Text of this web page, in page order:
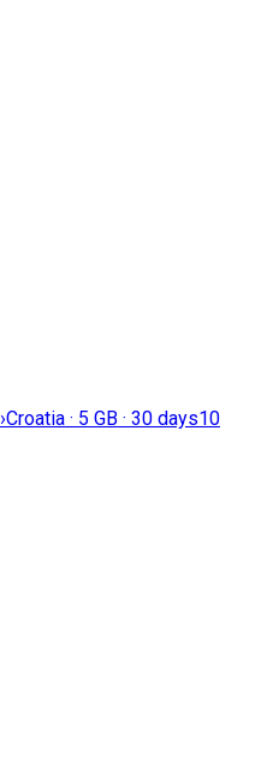
›Croatia · 5 GB · 30 days10